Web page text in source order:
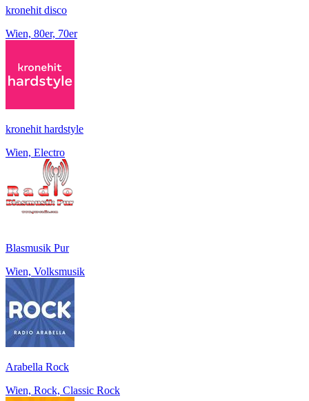
kronehit disco
Wien, 80er, 70er
kronehit hardstyle
Wien, Electro
Blasmusik Pur
Wien, Volksmusik
Arabella Rock
Wien, Rock, Classic Rock